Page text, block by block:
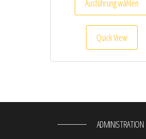
Ausführung wählen
Quick View
ADMINISTRATION